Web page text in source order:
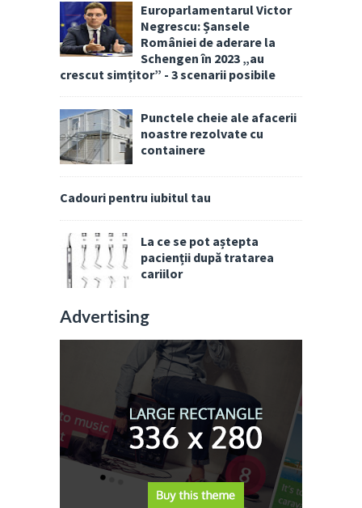
Europarlamentarul Victor
Negrescu: Șansele
României de aderare la
Schengen în 2023 „au
crescut simțitor” - 3 scenarii posibile
Punctele cheie ale afacerii
noastre rezolvate cu
containere
Cadouri pentru iubitul tau
La ce se pot aștepta
pacienții după tratarea
cariilor
Advertising